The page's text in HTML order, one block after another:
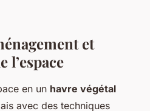
et
l’espace
en un havre végétal
avec des techniques